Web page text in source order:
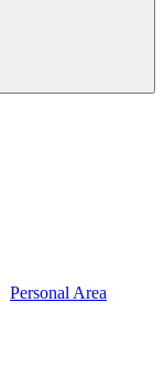
Personal Area